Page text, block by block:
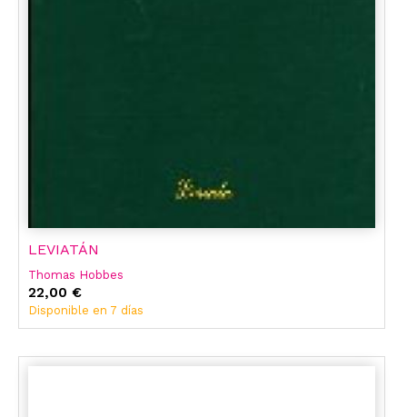
LEVIATÁN
Thomas Hobbes
22,00 €
Disponible en 7 días